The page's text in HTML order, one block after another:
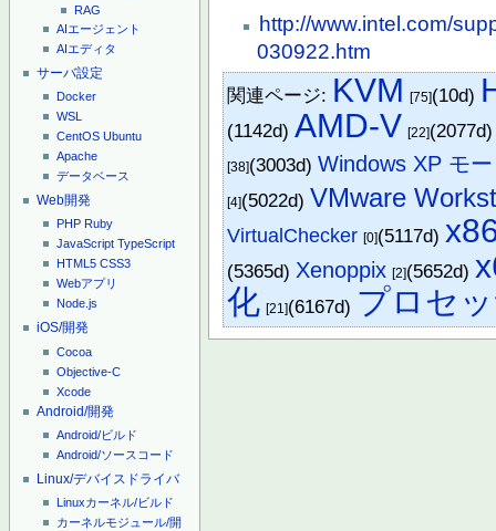
RAG
AIエージェント
AIエディタ
サーバ設定
Docker
WSL
CentOS Ubuntu
Apache
データベース
Web開発
PHP Ruby
JavaScript TypeScript
HTML5 CSS3
Webアプリ
Node.js
iOS/開発
Cocoa
Objective-C
Xcode
Android/開発
Android/ビルド
Android/ソースコード
Linux/デバイスドライバ
Linuxカーネル/ビルド
カーネルモジュール/開
http://www.intel.com/
030922.htm
関連ページ: KVM [75](10d)
(1142d)AMD-V [22]
[38](3003d)Windows XP モ
[4](5022d) VMware
VirtualChecker [0](5117d)
(5365d) Xenoppix [2](5652d)
化 [21](6167d) プロセ